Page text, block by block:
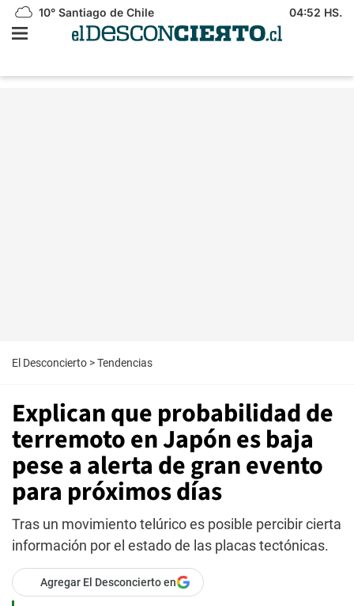
10° Santiago de Chile 04:52 HS.
El Desconcierto >Tendencias
Explican que probabilidad de
terremoto en Japón es baja
pese a alerta de gran evento
para próximos días
Tras un movimiento telúrico es posible percibir cierta
información por el estado de las placas tectónicas.
Agregar El Desconcierto en